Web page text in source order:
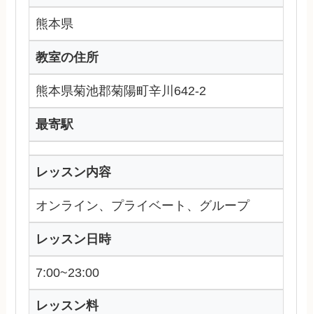
熊本県
教室の住所
熊本県菊池郡菊陽町辛川642-2
最寄駅
レッスン内容
オンライン、プライベート、グループ
レッスン日時
7:00~23:00
レッスン料